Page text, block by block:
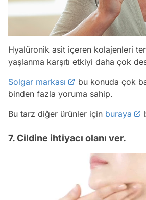
Hyalüronik asit içeren kolajenleri
yaşlanma karşıtı etkiyi daha çok
Solgar markası
bu konuda çok
binden fazla yoruma sahip.
Bu tarz diğer ürünler için buraya
7. Cildine ihtiyacı olanı ver.